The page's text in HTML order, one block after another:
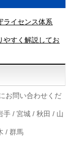
ライセンス体系
やすく解説してお
お問い合わせくだ
手 / 宮城 / 秋田 / 山
/ 群馬